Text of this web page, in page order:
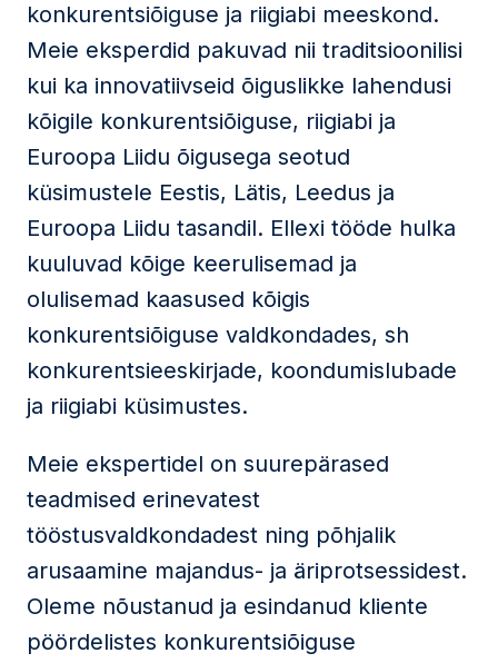
konkurentsiõiguse ja riigiabi meeskond.
Meie eksperdid pakuvad nii traditsioonilisi
kui ka innovatiivseid õiguslikke lahendusi
kõigile konkurentsiõiguse, riigiabi ja
Euroopa Liidu õigusega seotud
küsimustele Eestis, Lätis, Leedus ja
Euroopa Liidu tasandil. Ellexi tööde hulka
kuuluvad kõige keerulisemad ja
olulisemad kaasused kõigis
konkurentsiõiguse valdkondades, sh
konkurentsieeskirjade, koondumislubade
ja riigiabi küsimustes.
Meie ekspertidel on suurepärased
teadmised erinevatest
tööstusvaldkondadest ning põhjalik
arusaamine majandus- ja äriprotsessidest.
Oleme nõustanud ja esindanud kliente
pöördelistes konkurentsiõiguse